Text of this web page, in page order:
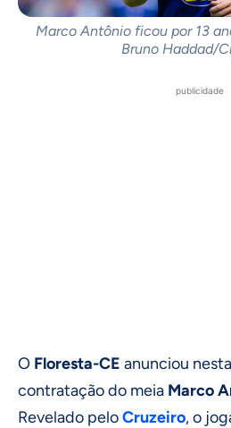
Marco Antônio ficou por 13
Bruno Haddad/
publicidade
O Floresta-CE anunciou
contratação do meia Marco
Revelado peloCruzeiro, o